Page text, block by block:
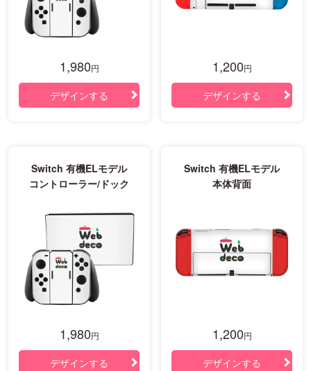
1,980円
デザインする
1,200円
デザインする
Switch 有機ELモデル
コントローラー/ドック
1,980円
デザインする
Switch 有機ELモデル
本体背面
1,200円
デザインする